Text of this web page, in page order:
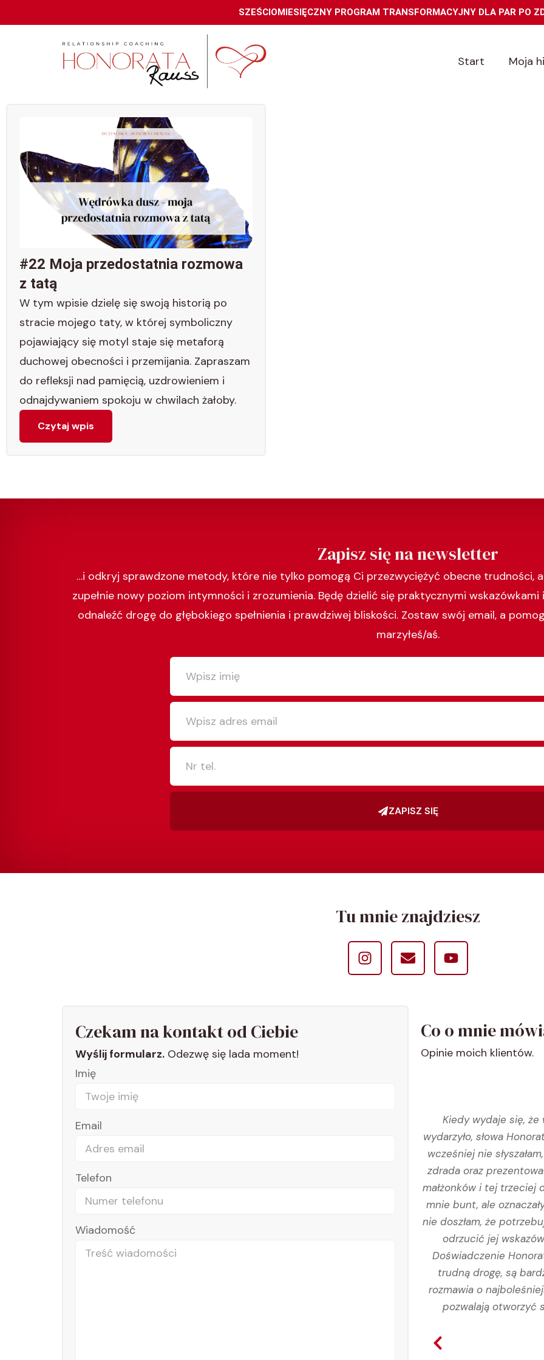
SZEŚCIOMIESIĘCZNY PROGRAM TRANSFORMACYJNY DLA PAR PO
Start Moja
#22 Moja przedostatnia rozmowa
z tatą
W tym wpisie dzielę się swoją historią po
stracie mojego taty, w której symboliczny
pojawiający się motyl staje się metaforą
duchowej obecności i przemijania. Zapraszam
do refleksji nad pamięcią, uzdrowieniem i
odnajdywaniem spokoju w chwilach żałoby.
Czytaj wpis
Zapisz się na newsletter
…i odkryj sprawdzone metody, które nie tylko pomogą Ci przezwyciężyć obecne trudności,
zupełnie nowy poziom intymności i zrozumienia. Będę dzielić się praktycznymi
odnaleźć drogę do głębokiego spełnienia i prawdziwej bliskości. Zostaw swój email, a
marzyłeś/aś.
ZAPISZ SIĘ
Tu mnie znajdziesz
Czekam na kontakt od Ciebie
Wyślij formularz. Odezwę się lada moment!
Imię
Email
Telefon
Wiadomość
Co o mnie
Opinie moich klientów.
O zdradzie mojego męża dowiedziałam się po ośmiu latach. Szok,
miesiącach, po głębszych rozmowach dowiedzieliśmy się, że mąż
był uzależniony od seksu. Przegladałam artykuły, wypowiedzi
temat zdrady okazały się bardzo pomocne, by móc zrozumieć
sobą i osobą zdradzajacą. Obejrzałam kilkanaście filmów Honoraty,
wzbudziła we mnie ogromne zaufanie. Postanowiłam opisać jej
Kiedy wydaje się,
wydarzyło, słowa
wcześniej nie
zdrada oraz
małżonków i tej trzeciej
mnie bunt, ale
nie doszłam, że
odrzucić jej
Doświadczenie
trudną drogę, są
rozmawia o
pozwalają otworzyć